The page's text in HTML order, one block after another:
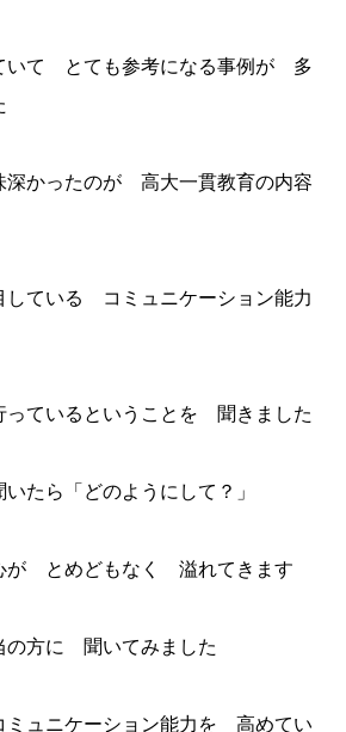
いて とても参考になる事例が 多
かったのが 高大一貫教育の内容
ている コミュニケーション能力
ているということを 聞きました
たら「どのようにして？」
が とめどもなく 溢れてきます
方に 聞いてみました
ュニケーション能力を 高めてい